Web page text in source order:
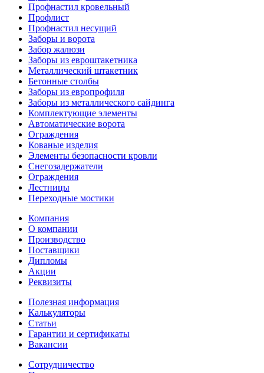
Профнастил кровельный
Профлист
Профнастил несущий
Заборы и ворота
Забор жалюзи
Заборы из евроштакетника
Металлический штакетник
Бетонные столбы
Заборы из европрофиля
Заборы из металлического сайдинга
Комплектующие элементы
Автоматические ворота
Ограждения
Кованые изделия
Элементы безопасности кровли
Снегозадержатели
Ограждения
Лестницы
Переходные мостики
Компания
О компании
Производство
Поставщики
Дипломы
Акции
Реквизиты
Полезная информация
Калькуляторы
Статьи
Гарантии и сертификаты
Вакансии
Сотрудничество